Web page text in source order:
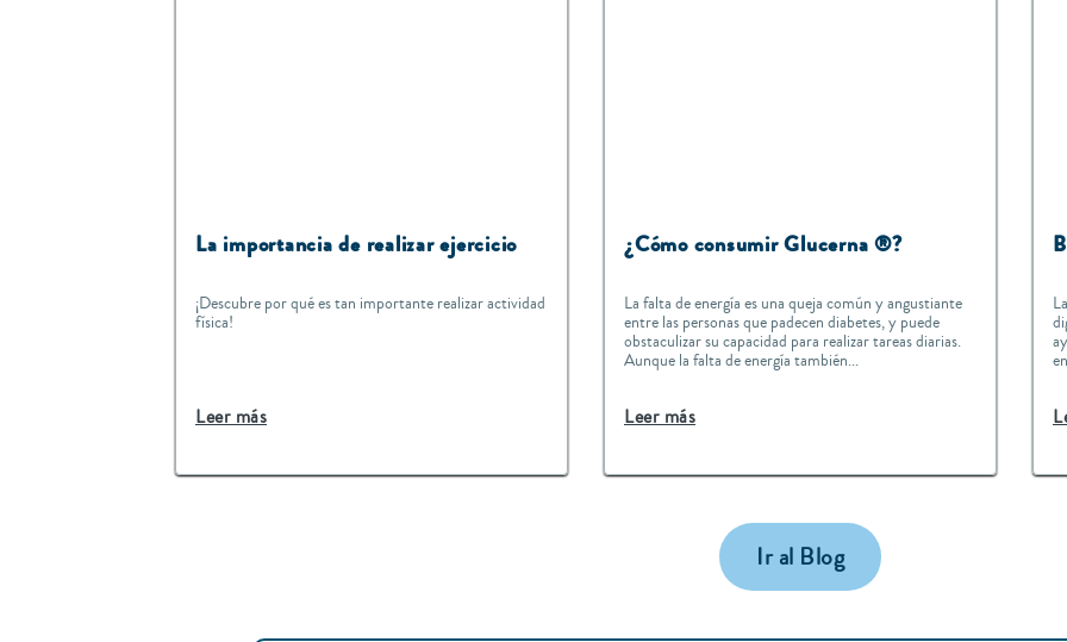
La importancia de realizar ejercicio
¡Descubre por qué es tan importante realizar actividad
física!
Leer más
¿Cómo consumir Glucerna ®?
La falta de energía es una queja común y angustiante
entre las personas que padecen diabetes, y puede
obstaculizar su capacidad para realizar tareas diarias.
Aunque la falta de energía también...
Leer más
Ir al Blog